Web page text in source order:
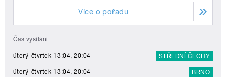
Více o pořadu
Čas vysílání
úterý-čtvrtek 13:04, 20:04 STŘEDNÍ ČECHY
úterý-čtvrtek 13:04, 20:04 BRNO